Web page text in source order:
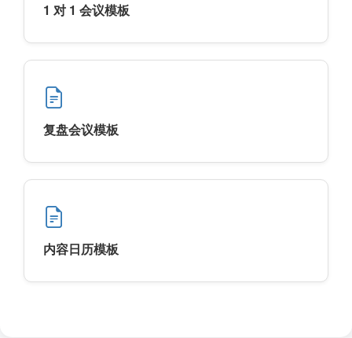
1 对 1 会议模板
复盘会议模板
内容日历模板